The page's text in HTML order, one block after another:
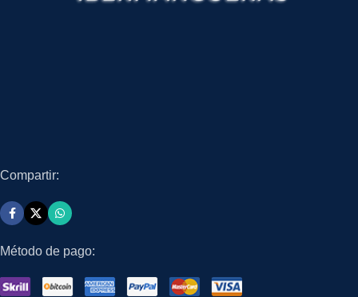
Compartir:
Método de pago: